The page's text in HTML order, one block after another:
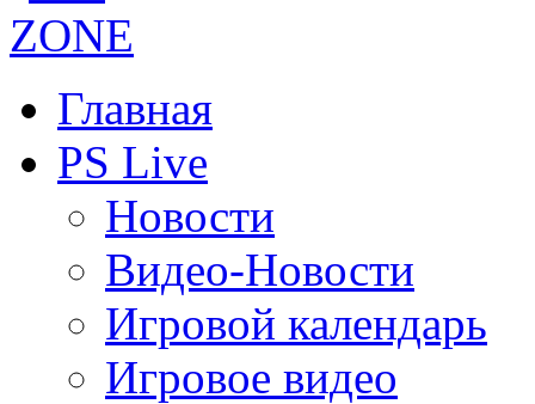
Главная
PS Live
Новости
Видео-Новости
Игровой календарь
Игровое видео